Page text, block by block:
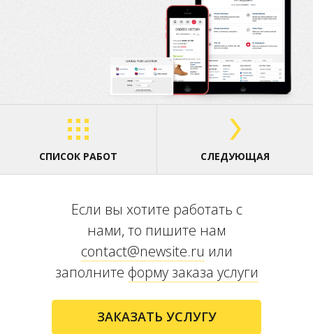
СПИСОК РАБОТ СЛЕДУЮЩАЯ
Если вы хотите работать с
нами, то пишите нам
contact@newsite.ru или
заполните форму заказа услуги
ЗАКАЗАТЬ УСЛУГУ